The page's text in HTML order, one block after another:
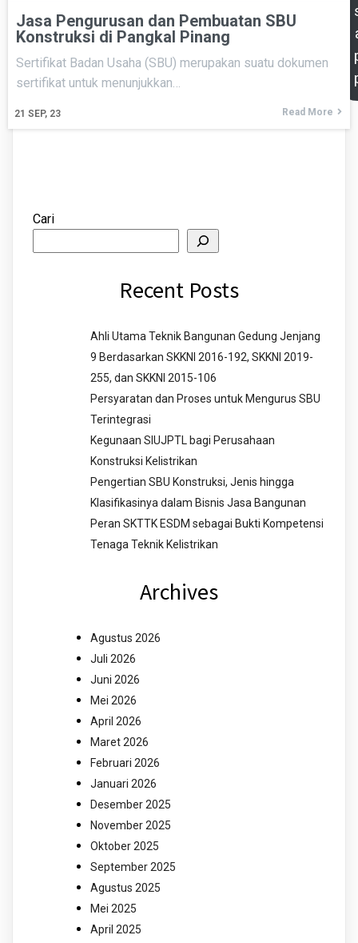
Jasa Pengurusan dan Pembuatan SBU
Konstruksi di Pangkal Pinang
21 SEP, 23
Sertifikat Badan Usaha (SBU) merupakan suatu dokumen
sertifikat untuk menunjukkan…
Read More
Cari
Recent Posts
Ahli Utama Teknik Bangunan Gedung Jenjang
9 Berdasarkan SKKNI 2016-192, SKKNI 2019-
255, dan SKKNI 2015-106
Persyaratan dan Proses untuk Mengurus SBU
Terintegrasi
Kegunaan SIUJPTL bagi Perusahaan
Konstruksi Kelistrikan
Pengertian SBU Konstruksi, Jenis hingga
Klasifikasinya dalam Bisnis Jasa Bangunan
Peran SKTTK ESDM sebagai Bukti Kompetensi
Tenaga Teknik Kelistrikan
Archives
Agustus 2026
Juli 2026
Juni 2026
Mei 2026
April 2026
Maret 2026
Februari 2026
Januari 2026
Desember 2025
November 2025
Oktober 2025
September 2025
Agustus 2025
Mei 2025
April 2025